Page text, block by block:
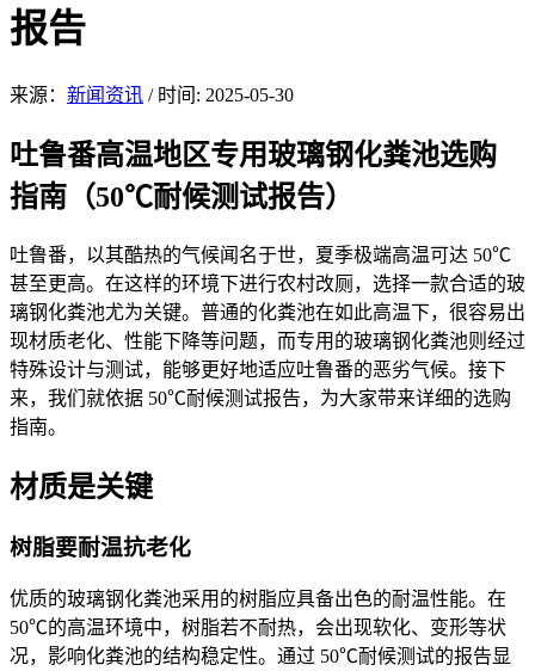
报告
来源： 新闻资讯 / 时间: 2025-05-30
吐鲁番高温地区专用玻璃钢化粪池选购
指南（50℃耐候测试报告）
吐鲁番，以其酷热的气候闻名于世，夏季极端高温可达 50℃
甚至更高。在这样的环境下进行农村改厕，选择一款合适的玻
璃钢化粪池尤为关键。普通的化粪池在如此高温下，很容易出
现材质老化、性能下降等问题，而专用的玻璃钢化粪池则经过
特殊设计与测试，能够更好地适应吐鲁番的恶劣气候。接下
来，我们就依据 50℃耐候测试报告，为大家带来详细的选购
指南。
材质是关键
树脂要耐温抗老化
优质的玻璃钢化粪池采用的树脂应具备出色的耐温性能。在
50℃的高温环境中，树脂若不耐热，会出现软化、变形等状
况，影响化粪池的结构稳定性。通过 50℃耐候测试的报告显